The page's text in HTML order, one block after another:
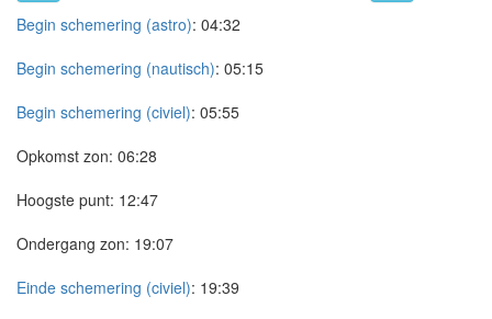
Begin schemering (astro): 04:32
Begin schemering (nautisch): 05:15
Begin schemering (civiel): 05:55
Opkomst zon: 06:28
Hoogste punt: 12:47
Ondergang zon: 19:07
Einde schemering (civiel): 19:39